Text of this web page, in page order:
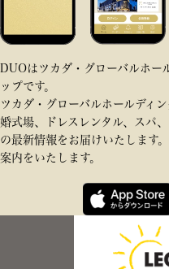
DUOはツカダ・グローバルホー
ップです。
ツカダ・グローバルホールディ
婚式場、ドレスレンタル、スパ
の最新情報をお届けいたします
案内をいたします。